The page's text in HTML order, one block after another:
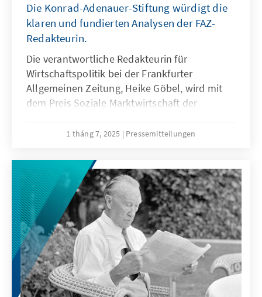
Die Konrad-Adenauer-Stiftung würdigt die
klaren und fundierten Analysen der FAZ-
Redakteurin.
Die verantwortliche Redakteurin für
Wirtschaftspolitik bei der Frankfurter
Allgemeinen Zeitung, Heike Göbel, wird mit
dem Preis Soziale Marktwirtschaft der
ausgezeichnet. Die Preisverleihung findet am
1 tháng 7, 2025 Pressemitteilungen